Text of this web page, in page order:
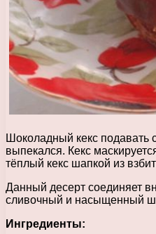
Шоколадный кекс подавать
выпекался. Кекс
тёплый кекс шапкой из
Данный десерт соединяет
сливочный и насыщенный
Ингредиенты: